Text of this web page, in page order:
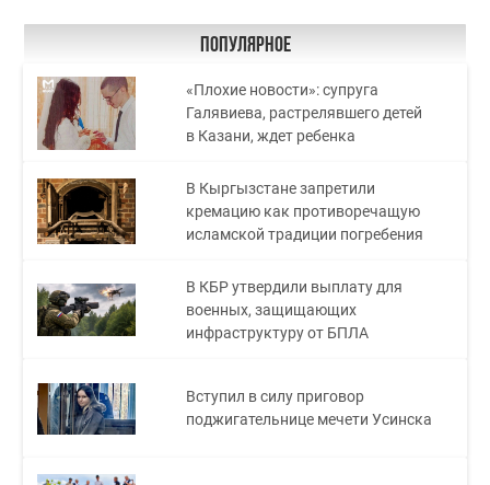
Популярное
«Плохие новости»: супруга
Галявиева, растрелявшего детей
в Казани, ждет ребенка
В Кыргызстане запретили
кремацию как противоречащую
исламской традиции погребения
В КБР утвердили выплату для
военных, защищающих
инфраструктуру от БПЛА
Вступил в силу приговор
поджигательнице мечети Усинска